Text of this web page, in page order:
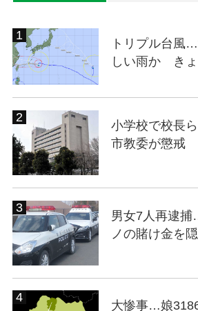
トリプル台風
しい雨か き
小学校で校長
市教委が懲戒
男女7人再逮
ノの賭け金を
大惨事…娘